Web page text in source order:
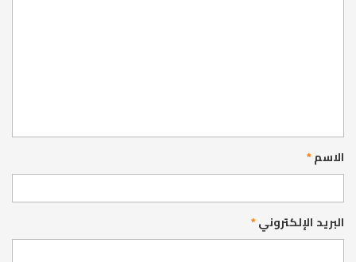
الاسم*
البريد الإلكتروني*